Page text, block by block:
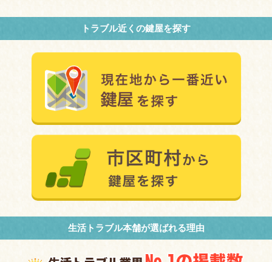
トラブル近くの鍵屋を探す
生活トラブル本舗が選ばれる理由